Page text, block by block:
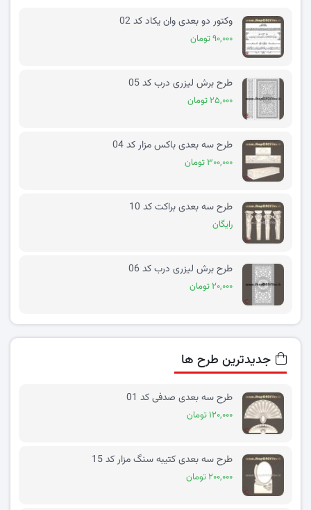
وکتور دو بعدی وان یکاد کد 02
۹۰,۰۰۰ تومان
طرح برش لیزری درب کد 05
۲۵,۰۰۰ تومان
طرح سه بعدی باکس مزار کد 04
۳۰۰,۰۰۰ تومان
طرح سه بعدی براکت کد 10
رایگان
طرح برش لیزری درب کد 06
۲۰,۰۰۰ تومان
جدیدترین طرح ها
طرح سه بعدی صدفی کد 01
۱۲۰,۰۰۰ تومان
طرح سه بعدی کتیبه سنگ مزار کد 15
۲۰۰,۰۰۰ تومان